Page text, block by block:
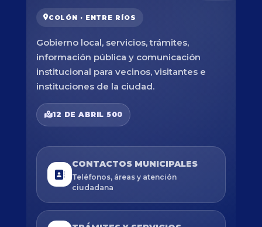
COLÓN · ENTRE RÍOS
Gobierno local, servicios, trámites,
información pública y comunicación
institucional para vecinos, visitantes e
instituciones de la ciudad.
12 DE ABRIL 500
CONTACTOS MUNICIPALES
Teléfonos, áreas y atención
ciudadana